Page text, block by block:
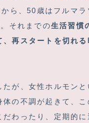
ら、50歳はフルマラ
それまでの生活習慣
、再スタートを切れ
たが、女性ホルモンと
体の不調が起きて、こ
だわったり、定期的に